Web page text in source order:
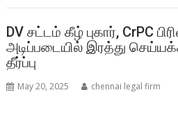
DV சட்டம் கீழ் புகார், CrPC
அடிப்படையில் இரத்து
தீர்ப்பு
May 20, 2025 chennai legal firm